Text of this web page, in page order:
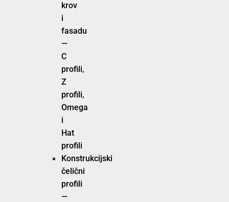
krov
i
fasadu
—
C
profili,
Z
profili,
Omega
i
Hat
profili
Konstrukcijski
čelični
profili
—